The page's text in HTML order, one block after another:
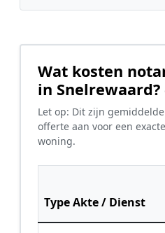
Wat kosten
in
Let op: Dit zijn
offerte aan voor een
woning.
Type Akte / Dienst